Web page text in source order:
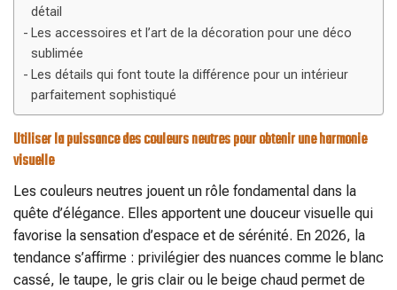
détail
Les accessoires et l’art de la décoration pour une déco
sublimée
Les détails qui font toute la différence pour un intérieur
parfaitement sophistiqué
Utiliser la puissance des couleurs neutres pour obtenir une harmonie
visuelle
Les couleurs neutres jouent un rôle fondamental dans la
quête d’élégance. Elles apportent une douceur visuelle qui
favorise la sensation d’espace et de sérénité. En 2026, la
tendance s’affirme : privilégier des nuances comme le blanc
cassé, le taupe, le gris clair ou le beige chaud permet de